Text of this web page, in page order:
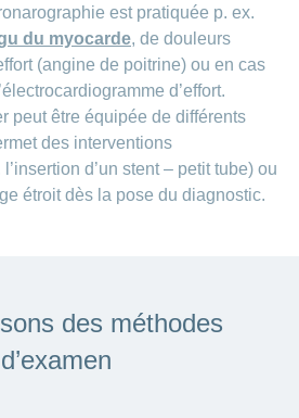
est pratiquée p. ex.
du myocarde, de douleurs
(angine de poitrine) ou en cas
d’effort.
peut être équipée de différents
des interventions
d’un stent – petit tube) ou
étroit dès la pose du diagnostic.
des méthodes
d’examen